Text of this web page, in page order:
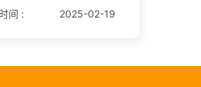
间 :
2025-02-19